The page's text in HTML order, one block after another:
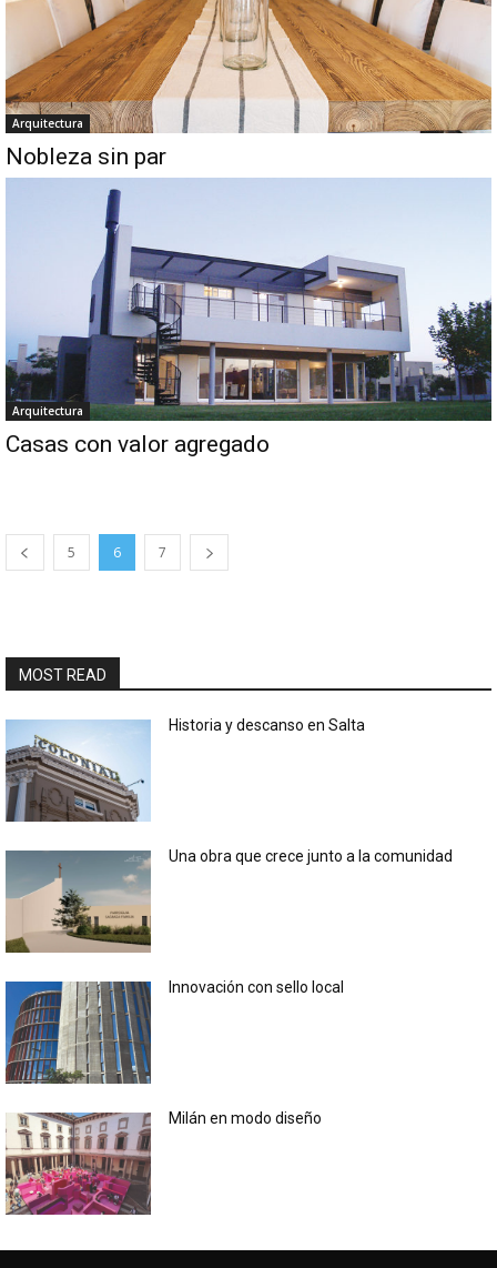
Arquitectura
Nobleza sin par
Arquitectura
Casas con valor agregado
5 6 7
MOST READ
Historia y descanso en Salta
Una obra que crece junto a la comunidad
Innovación con sello local
Milán en modo diseño